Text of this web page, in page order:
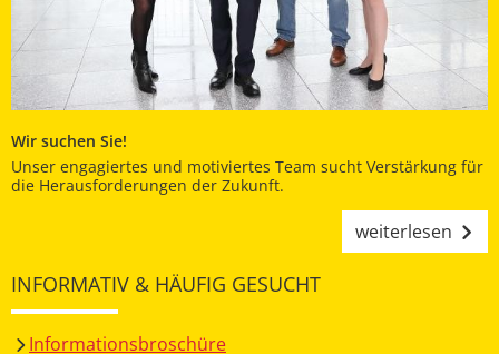
Wir suchen Sie!
Unser engagiertes und motiviertes Team sucht Verstärkung für
die Herausforderungen der Zukunft.
weiterlesen
INFORMATIV & HÄUFIG GESUCHT
Informationsbroschüre